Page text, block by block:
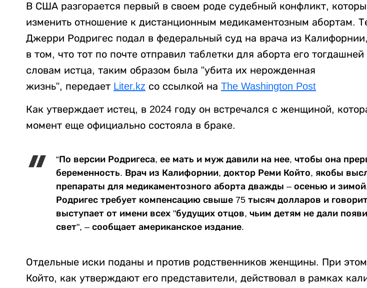
В США разгорается первый в своем роде судебный конфликт,
изменить отношение к дистанционным медикаментозным абортам.
Джерри Родригес подал в федеральный суд на врача из
в том, что тот по почте отправил таблетки для аборта его
словам истца, таким образом была "убита их нерожденная
жизнь", передает Liter.kz со ссылкой на The Washington Post
Как утверждает истец, в 2024 году он встречался с женщиной,
момент еще официально состояла в браке.
“По версии Родригеса, ее мать и муж давили на нее, чтобы она
беременность. Врач из Калифорнии, доктор Реми Който, якобы
препараты для медикаментозного аборта дважды – осенью и
Родригес требует компенсацию свыше 75 тысяч долларов и
выступает от имени всех "будущих отцов, чьим детям не дали
свет", – сообщает американское издание.
Отдельные иски поданы и против родственников женщины. При
Който, как утверждают его представители, действовал в рамках